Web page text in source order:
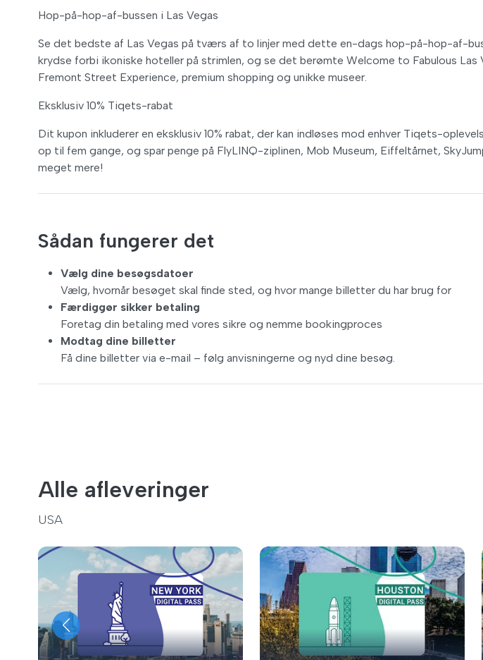
Hop-på-hop-af-bussen i Las Vegas
Se det bedste af Las Vegas på tværs af to linjer med dette en-dags hop-på-hop-af-
krydse forbi ikoniske hoteller på strimlen, og se det berømte Welcome to Fabulous Las
Fremont Street Experience, premium shopping og unikke museer.
Eksklusiv 10% Tiqets-rabat
Dit kupon inkluderer en eksklusiv 10% rabat, der kan indløses mod enhver Tiqets-
op til fem gange, og spar penge på FlyLINQ-ziplinen, Mob Museum, Eiffeltårnet,
meget mere!
Sådan fungerer det
Vælg dine besøgsdatoer
Vælg, hvornår besøget skal finde sted, og hvor mange billetter du har brug for
Færdiggør sikker betaling
Foretag din betaling med vores sikre og nemme bookingproces
Modtag dine billetter
Få dine billetter via e-mail – følg anvisningerne og nyd dine besøg.
Alle afleveringer
USA